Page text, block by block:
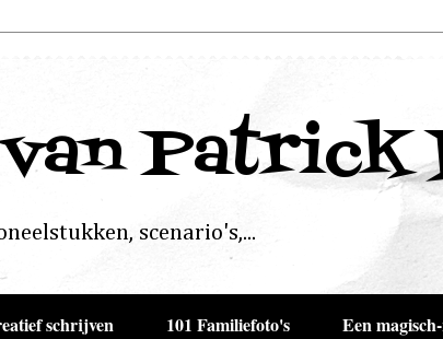
Patrick
scenario's,...
schrijven 101 Familiefoto's Een